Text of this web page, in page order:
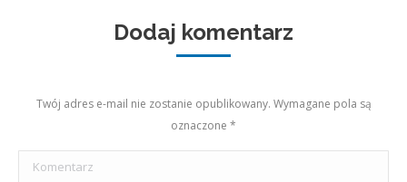
Dodaj komentarz
Twój adres e-mail nie zostanie opublikowany. Wymagane pola są
oznaczone *
Komentarz